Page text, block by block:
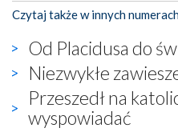
Czytaj także w innych
Od Placidusa do
Niezwykłe
Przeszedł na
wyspowiadać